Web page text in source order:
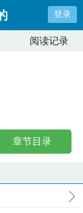
登录
阅读记录
章节目录